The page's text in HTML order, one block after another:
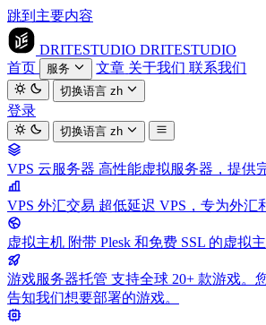
跳到主要内容
DRITESTUDIO DRITESTUDIO
首页
服务 文章 关于我们 联系我们
切换语言zh
登录
切换语言zh
VPS 云服务器 高性能虚拟服务器，提供
VPS 外汇交易 超低延迟 VPS，专为外汇
虚拟主机 附带 Plesk 和免费 SSL 的虚拟
游戏服务器托管 支持全球 20+ 款游戏。
告知我们想要部署的游戏。